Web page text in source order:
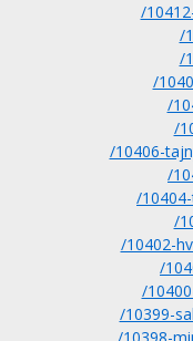
/
/
/
/
/
/
/10406-
/
/
/
/10402-
/
/
/10399-